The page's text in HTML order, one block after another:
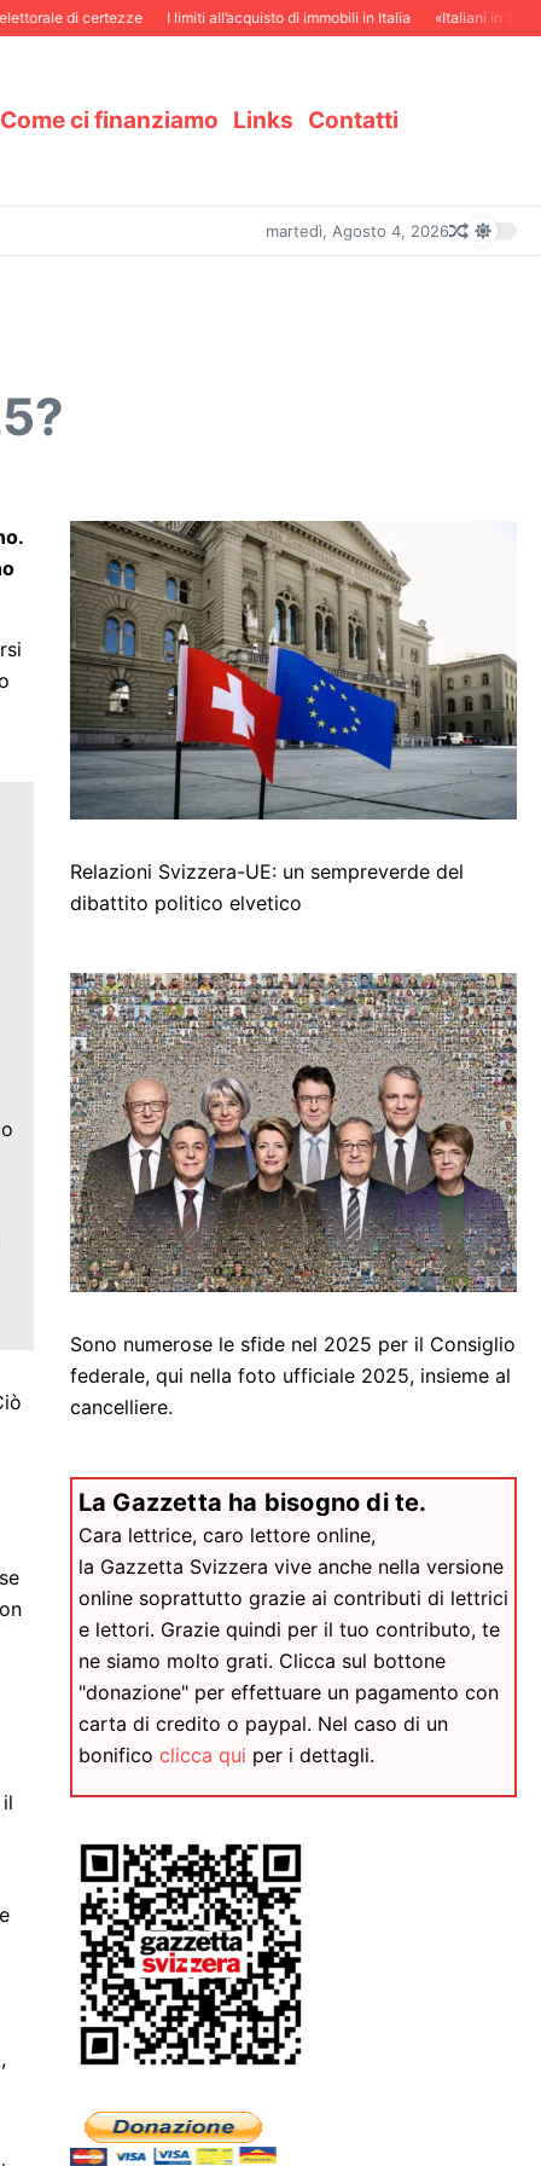
di certezze I limiti all’acquisto di immobili in Italia «Italiani in Svizzera
Come ci finanziamo Links Contatti
martedì, Agosto 4, 2026
Relazioni Svizzera-UE: un sempreverde del
dibattito politico elvetico
Sono numerose le sfide nel 2025 per il Consiglio
federale, qui nella foto ufficiale 2025, insieme al
cancelliere.
La Gazzetta ha bisogno di te.
Cara lettrice, caro lettore online,
la Gazzetta Svizzera vive anche nella versione
online soprattutto grazie ai contributi di lettrici
e lettori. Grazie quindi per il tuo contributo, te
ne siamo molto grati. Clicca sul bottone
"donazione" per effettuare un pagamento con
carta di credito o paypal. Nel caso di un
bonifico clicca qui per i dettagli.